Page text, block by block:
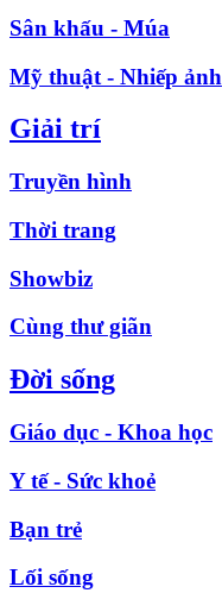
Sân khấu - Múa
Mỹ thuật - Nhiếp ảnh
Giải trí
Truyền hình
Thời trang
Showbiz
Cùng thư giãn
Đời sống
Giáo dục - Khoa học
Y tế - Sức khoẻ
Bạn trẻ
Lối sống